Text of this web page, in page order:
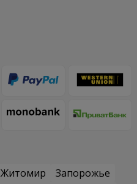
Житомир
Запорожье